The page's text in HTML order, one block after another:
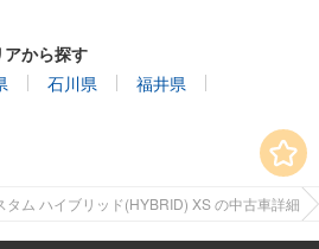
から探す
石川県
福井県
タム ハイブリッド(HYBRID) XS の中古車詳細